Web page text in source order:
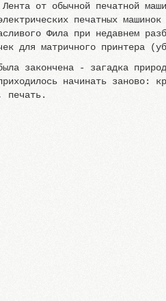
от обычной печатной
печатных
Фила при недавнем
для матричного принтера
закончена - загадка
начинать заново:
печать.